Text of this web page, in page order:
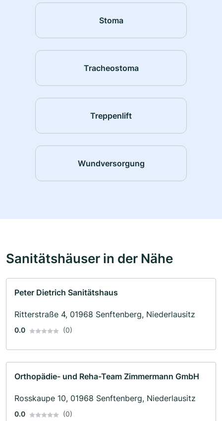
Stoma
Tracheostoma
Treppenlift
Wundversorgung
Sanitätshäuser in der Nähe
Peter Dietrich Sanitätshaus
Ritterstraße 4, 01968 Senftenberg, Niederlausitz
0.0 (0)
Orthopädie- und Reha-Team Zimmermann GmbH
Rosskaupe 10, 01968 Senftenberg, Niederlausitz
0.0 (0)